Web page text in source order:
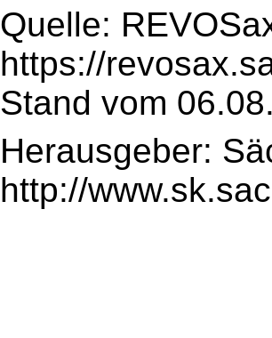
Quelle:
https://
Stand vom
Herausgeber:
http://